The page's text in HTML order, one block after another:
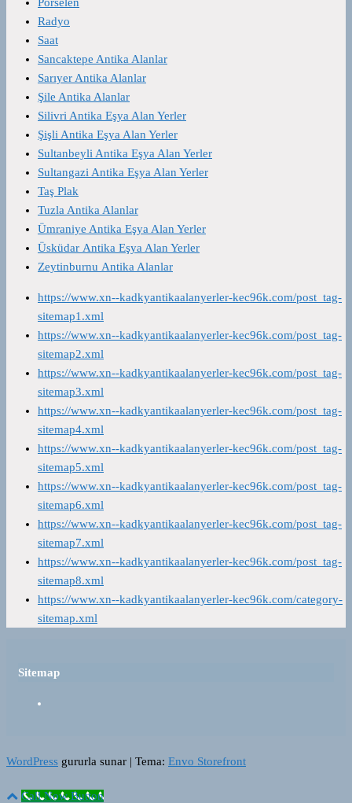
Radyo
Saat
Sancaktepe Antika Alanlar
Sarıyer Antika Alanlar
Şile Antika Alanlar
Silivri Antika Eşya Alan Yerler
Şişli Antika Eşya Alan Yerler
Sultanbeyli Antika Eşya Alan Yerler
Sultangazi Antika Eşya Alan Yerler
Taş Plak
Tuzla Antika Alanlar
Ümraniye Antika Eşya Alan Yerler
Üsküdar Antika Eşya Alan Yerler
Zeytinburnu Antika Alanlar
https://www.xn--kadkyantikaalanyerler-kec96k.com/post_tag-
sitemap1.xml
https://www.xn--kadkyantikaalanyerler-kec96k.com/post_tag-
sitemap2.xml
https://www.xn--kadkyantikaalanyerler-kec96k.com/post_tag-
sitemap3.xml
https://www.xn--kadkyantikaalanyerler-kec96k.com/post_tag-
sitemap4.xml
https://www.xn--kadkyantikaalanyerler-kec96k.com/post_tag-
sitemap5.xml
https://www.xn--kadkyantikaalanyerler-kec96k.com/post_tag-
sitemap6.xml
https://www.xn--kadkyantikaalanyerler-kec96k.com/post_tag-
sitemap7.xml
https://www.xn--kadkyantikaalanyerler-kec96k.com/post_tag-
sitemap8.xml
https://www.xn--kadkyantikaalanyerler-kec96k.com/category-
sitemap.xml
Sitemap
WordPress gururla sunar | Tema: Envo Storefront
Call Now Button